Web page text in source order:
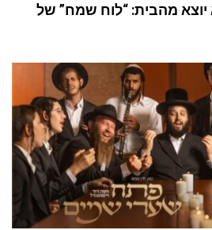
יוצא מהבית: “לוח שמח” של